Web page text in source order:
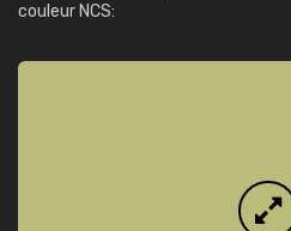
couleur NCS: